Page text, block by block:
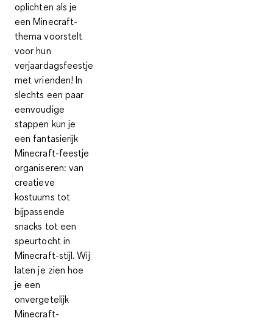
oplichten als je
een Minecraft-
thema voorstelt
voor hun
verjaardagsfeestje
met vrienden! In
slechts een paar
eenvoudige
stappen kun je
een fantasierijk
Minecraft-feestje
organiseren: van
creatieve
kostuums tot
bijpassende
snacks tot een
speurtocht in
Minecraft-stijl. Wij
laten je zien hoe
je een
onvergetelijk
Minecraft-